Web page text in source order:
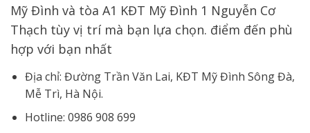
Mỹ Đình và tòa A1 KĐT Mỹ Đình 1 Nguyễn Cơ
Thạch tùy vị trí mà bạn lựa chọn. điểm đến phù
hợp với bạn nhất
Địa chỉ: Đường Trần Văn Lai, KĐT Mỹ Đình Sông Đà,
Mễ Trì, Hà Nội.
Hotline: 0986 908 699